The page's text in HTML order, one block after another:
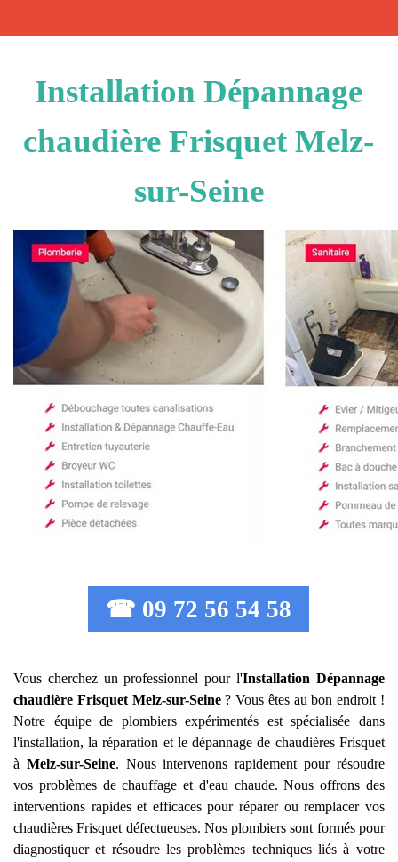
Installation Dépannage
chaudière Frisquet Melz-
sur-Seine
☎ 09 72 56 54 58
Vous cherchez un professionnel pour l'Installation Dépannage
chaudière Frisquet Melz-sur-Seine? Vous êtes au bon endroit !
Notre équipe de plombiers expérimentés est spécialisée dans
l'installation, la réparation et le dépannage de chaudières Frisquet
à Melz-sur-Seine. Nous intervenons rapidement pour résoudre
vos problèmes de chauffage et d'eau chaude. Nous offrons des
interventions rapides et efficaces pour réparer ou remplacer vos
chaudières Frisquet défectueuses. Nos plombiers sont formés pour
diagnostiquer et résoudre les problèmes techniques liés à votre